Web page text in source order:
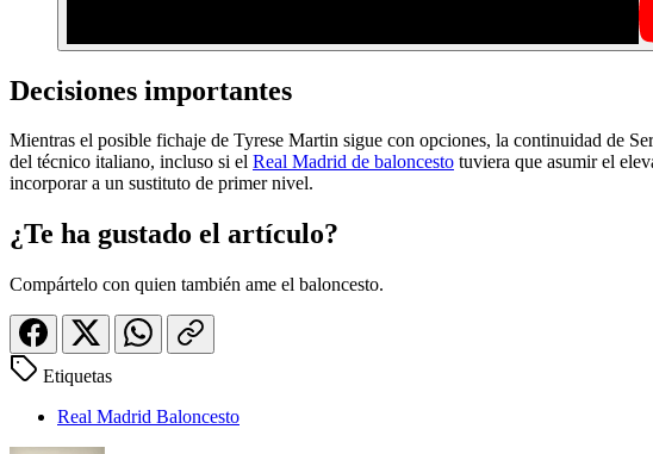
Decisiones importantes
Mientras el posible fichaje de Tyrese Martin sigue con opciones, la continuidad de
del técnico italiano, incluso si el Real Madrid de baloncesto tuviera que asumir el
incorporar a un sustituto de primer nivel.
¿Te ha gustado el artículo?
Compártelo con quien también ame el baloncesto.
Etiquetas
Real Madrid Baloncesto